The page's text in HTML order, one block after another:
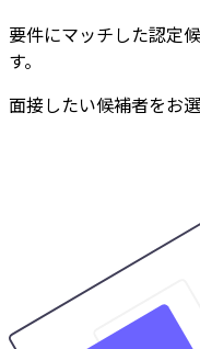
要件にマッチした認定
す。
面接したい候補者をお